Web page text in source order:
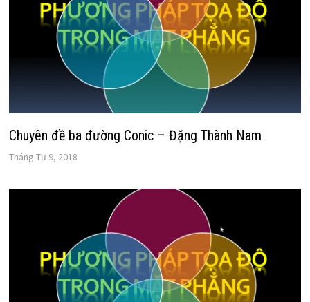
Chuyên đề ba đường Conic – Đặng Thành Nam
Tháng Tư 9, 2018